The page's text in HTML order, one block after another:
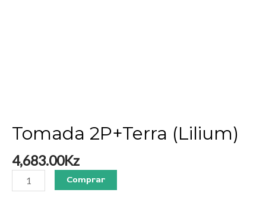
Tomada 2P+Terra (Lilium)
4,683.00Kz
Comprar